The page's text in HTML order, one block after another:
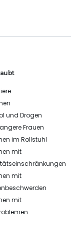
und Drogen
Frauen
im Rollstuhl
mit
mit
mit